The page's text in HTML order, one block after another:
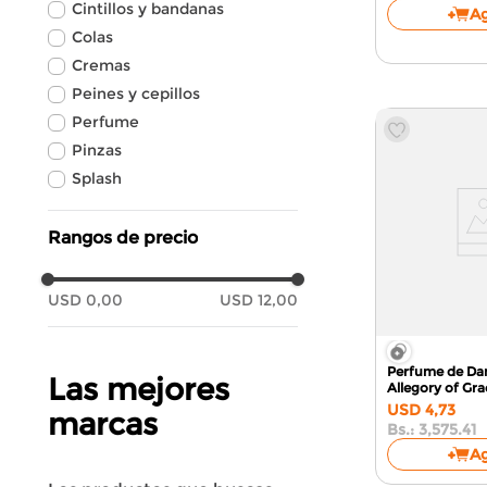
Cintillos y bandanas
Colas
Cremas
Peines y cepillos
Perfume
Pinzas
Splash
Rangos de precio
USD 0,00 USD 12,00
Las mejores
marcas
Perfume de
Allegory of
Romance QV97
USD 4,73
Bs.: 3,575.41